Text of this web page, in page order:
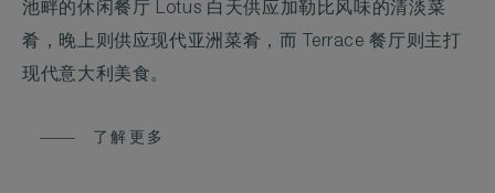
池畔的休闲餐厅 Lotus 白天供应加勒比风味的清淡菜
肴，晚上则供应现代亚洲菜肴，而 Terrace 餐厅则主打
现代意大利美食。
了解更多